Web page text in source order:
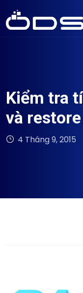
Kiểm tra
và
4 Tháng 9, 2015